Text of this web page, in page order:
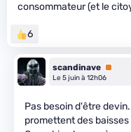
consommateur (et le
6
scandinave Premium
Le 5 juin à 12h06
Pas besoin d'être
promettent des